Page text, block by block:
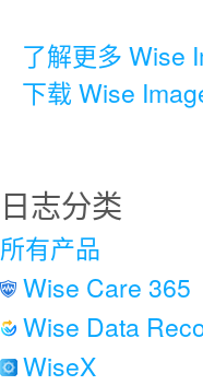
了解更多 Wise
下载 Wise
日志分类
所有产品
Wise Care 365
Wise Data
WiseX